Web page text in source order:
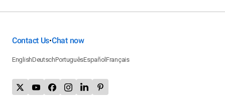
Contact Us•Chat now
EnglishDeutschPortuguêsEspañolFrançais